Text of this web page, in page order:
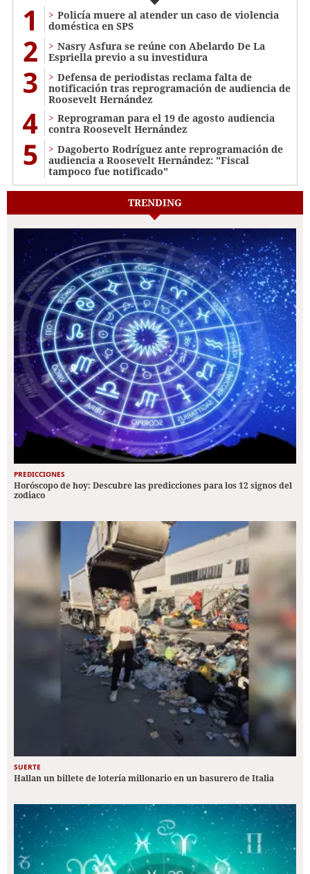
1
Policía muere al atender un caso de violencia
doméstica en SPS
2
Nasry Asfura se reúne con Abelardo De La
Espriella previo a su investidura
3
Defensa de periodistas reclama falta de
notificación tras reprogramación de audiencia de
Roosevelt Hernández
4
Reprograman para el 19 de agosto audiencia
contra Roosevelt Hernández
5
Dagoberto Rodríguez ante reprogramación de
audiencia a Roosevelt Hernández: "Fiscal
tampoco fue notificado"
TRENDING
PREDICCIONES
Horóscopo de hoy: Descubre las predicciones para los 12 signos del
zodiaco
SUERTE
Hallan un billete de lotería millonario en un basurero de Italia